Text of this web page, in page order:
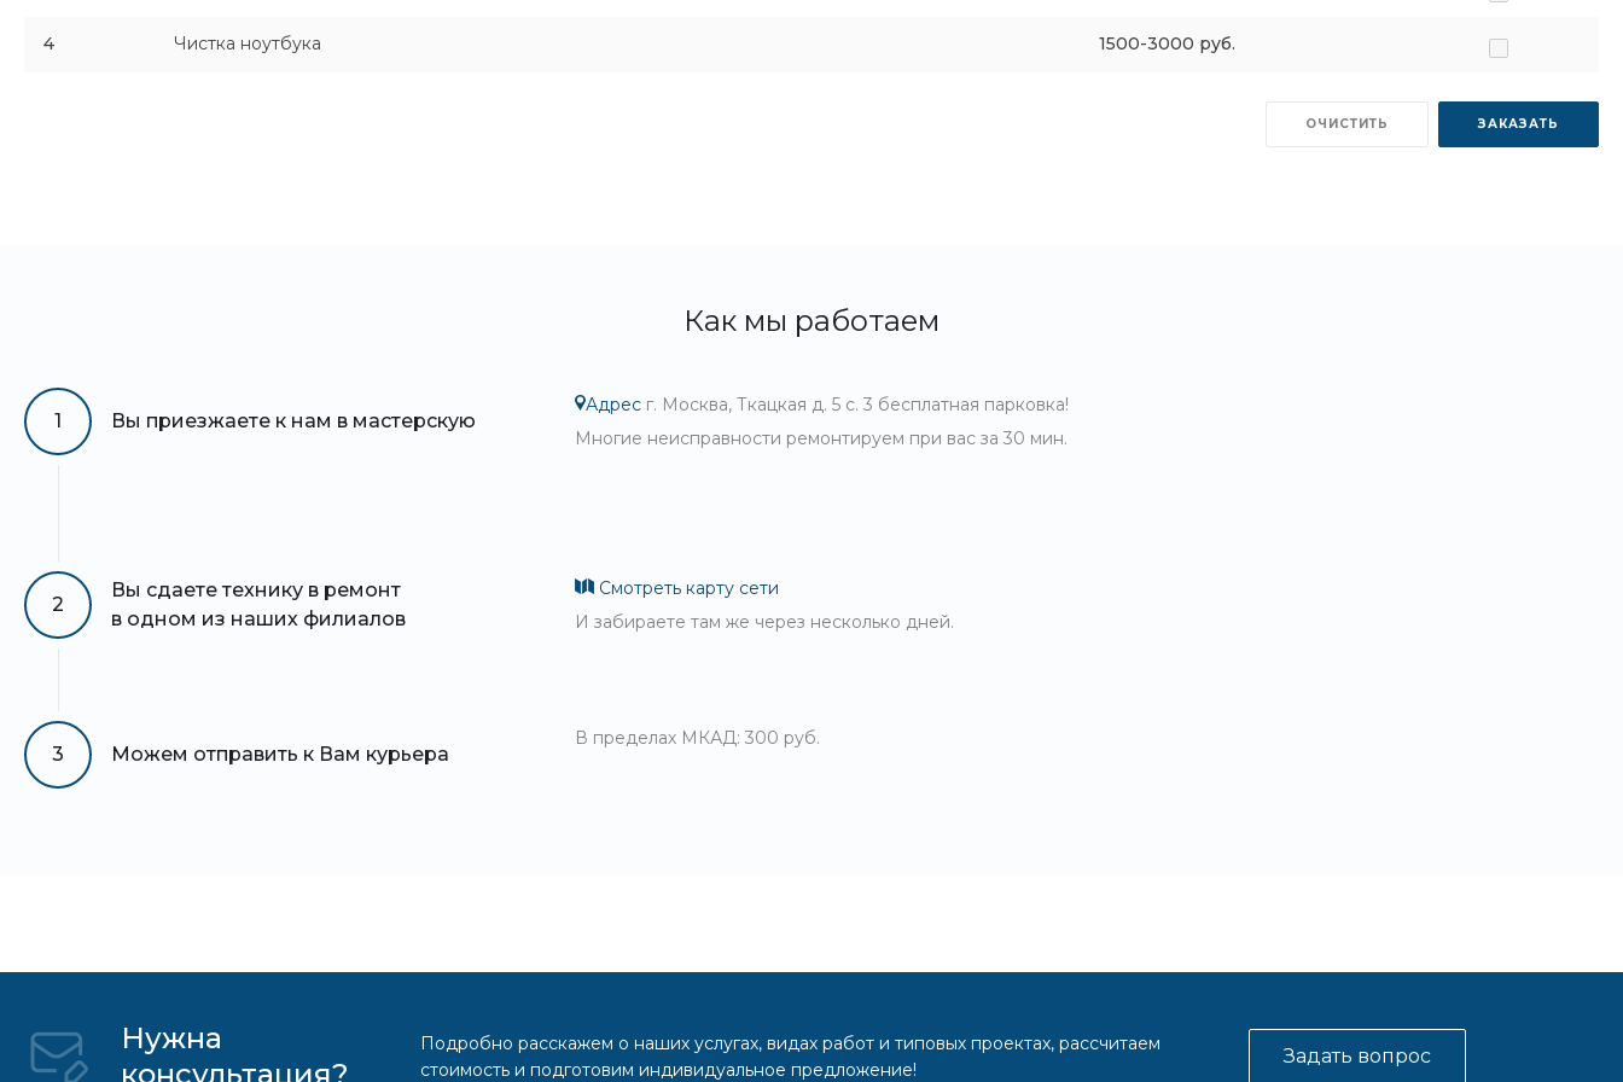
4 Чистка ноутбука 1500-3000 руб.
ОЧИСТИТЬ ЗАКАЗАТЬ
Как мы работаем
1 Вы приезжаете к нам в мастерскую
Адрес г. Москва, Ткацкая д. 5 с. 3 бесплатная парковка!
Многие неисправности ремонтируем при вас за 30 мин.
2
Вы сдаете технику в ремонт
в одном из наших филиалов
Смотреть карту сети
И забираете там же через несколько дней.
3 Можем отправить к Вам курьера
В пределах МКАД: 300 руб.
Нужна
консультация?
Подробно расскажем о наших услугах, видах работ и типовых проектах, рассчитаем
стоимость и подготовим индивидуальное предложение!
Задать вопрос